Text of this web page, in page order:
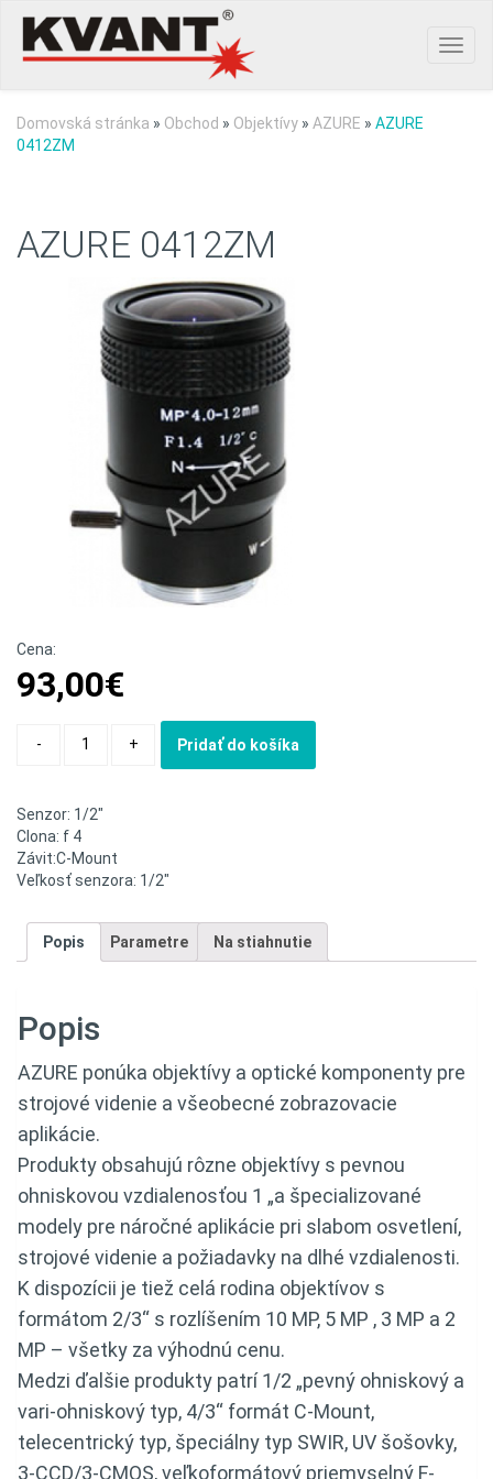
Domovská stránka » Obchod » Objektívy » AZURE » AZURE
0412ZM
AZURE 0412ZM
Cena:
93,00€
- + Pridať do košíka
Senzor: 1/2″
Clona: f 4
Závit:C-Mount
Veľkosť senzora: 1/2″
Popis Parametre Na stiahnutie
Popis
AZURE ponúka objektívy a optické komponenty pre
strojové videnie a všeobecné zobrazovacie
aplikácie.
Produkty obsahujú rôzne objektívy s pevnou
ohniskovou vzdialenosťou 1 „a špecializované
modely pre náročné aplikácie pri slabom osvetlení,
strojové videnie a požiadavky na dlhé vzdialenosti.
K dispozícii je tiež celá rodina objektívov s
formátom 2/3“ s rozlíšením 10 MP, 5 MP , 3 MP a 2
MP – všetky za výhodnú cenu.
Medzi ďalšie produkty patrí 1/2 „pevný ohniskový a
vari-ohniskový typ, 4/3“ formát C-Mount,
telecentrický typ, špeciálny typ SWIR, UV šošovky,
3-CCD/3-CMOS, veľkoformátový priemyselný F-